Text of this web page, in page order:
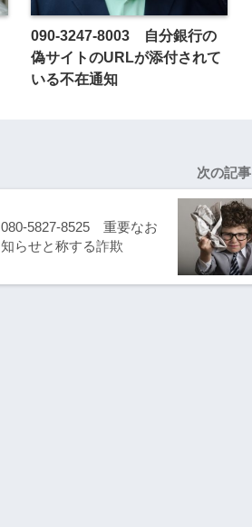
090-3247-8003 自分銀行の
偽サイトのURLが添付されて
いる不在通知
次の記事
080-5827-8525 重要なお
知らせと称する詐欺